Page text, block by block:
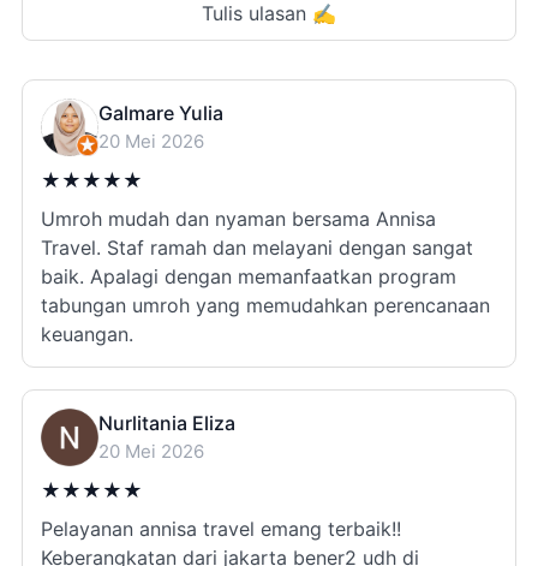
Tulis ulasan ✍️
Galmare Yulia
20 Mei 2026
★ ★ ★ ★ ★
Umroh mudah dan nyaman bersama Annisa
Travel. Staf ramah dan melayani dengan sangat
baik. Apalagi dengan memanfaatkan program
tabungan umroh yang memudahkan perencanaan
keuangan.
Nurlitania Eliza
20 Mei 2026
★ ★ ★ ★ ★
Pelayanan annisa travel emang terbaik!!
Keberangkatan dari jakarta bener2 udh di